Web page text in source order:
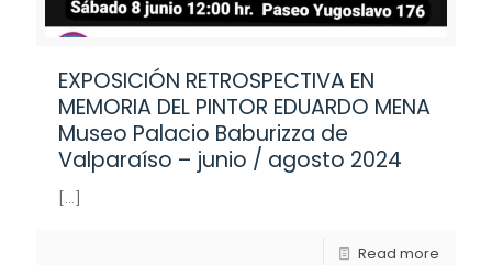
EXPOSICIÓN RETROSPECTIVA EN
MEMORIA DEL PINTOR EDUARDO MENA
Museo Palacio Baburizza de
Valparaíso – junio / agosto 2024
[…]
Read more